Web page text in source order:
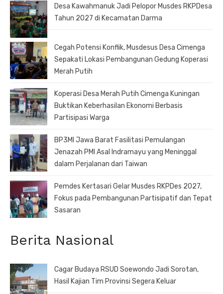
Desa Kawahmanuk Jadi Pelopor Musdes RKPDesa
Tahun 2027 di Kecamatan Darma
Cegah Potensi Konflik, Musdesus Desa Cimenga
Sepakati Lokasi Pembangunan Gedung Koperasi
Merah Putih
Koperasi Desa Merah Putih Cimenga Kuningan
Buktikan Keberhasilan Ekonomi Berbasis
Partisipasi Warga
BP3MI Jawa Barat Fasilitasi Pemulangan
Jenazah PMI Asal Indramayu yang Meninggal
dalam Perjalanan dari Taiwan
Pemdes Kertasari Gelar Musdes RKPDes 2027,
Fokus pada Pembangunan Partisipatif dan Tepat
Sasaran
Berita Nasional
Cagar Budaya RSUD Soewondo Jadi Sorotan,
Hasil Kajian Tim Provinsi Segera Keluar